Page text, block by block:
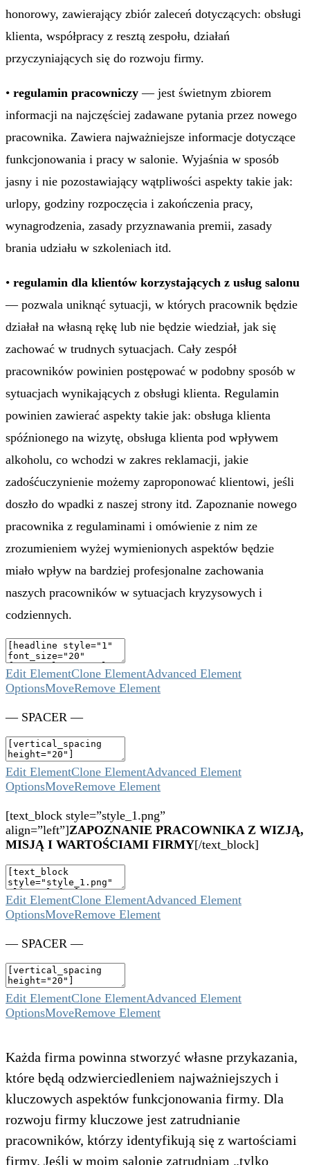
honorowy, zawierający zbiór zaleceń dotyczących: obsługi
klienta, współpracy z resztą zespołu, działań
przyczyniających się do rozwoju firmy.
• regulamin pracowniczy — jest świetnym zbiorem
informacji na najczęściej zadawane pytania przez nowego
pracownika. Zawiera najważniejsze informacje dotyczące
funkcjonowania i pracy w salonie. Wyjaśnia w sposób
jasny i nie pozostawiający wątpliwości aspekty takie jak:
urlopy, godziny rozpoczęcia i zakończenia pracy,
wynagrodzenia, zasady przyznawania premii, zasady
brania udziału w szkoleniach itd.
• regulamin dla klientów korzystających z usług salonu
— pozwala uniknąć sytuacji, w których pracownik będzie
działał na własną rękę lub nie będzie wiedział, jak się
zachować w trudnych sytuacjach. Cały zespół
pracowników powinien postępować w podobny sposób w
sytuacjach wynikających z obsługi klienta. Regulamin
powinien zawierać aspekty takie jak: obsługa klienta
spóźnionego na wizytę, obsługa klienta pod wpływem
alkoholu, co wchodzi w zakres reklamacji, jakie
zadośćuczynienie możemy zaproponować klientowi, jeśli
doszło do wpadki z naszej strony itd. Zapoznanie nowego
pracownika z regulaminami i omówienie z nim ze
zrozumieniem wyżej wymienionych aspektów będzie
miało wpływ na bardziej profesjonalne zachowania
naszych pracowników w sytuacjach kryzysowych i
codziennych.
Edit ElementClone ElementAdvanced Element
OptionsMoveRemove Element
— SPACER —
Edit ElementClone ElementAdvanced Element
OptionsMoveRemove Element
[text_block style=”style_1.png”
align=”left”]ZAPOZNANIE PRACOWNIKA Z WIZJĄ,
MISJĄ I WARTOŚCIAMI FIRMY[/text_block]
Edit ElementClone ElementAdvanced Element
OptionsMoveRemove Element
— SPACER —
Edit ElementClone ElementAdvanced Element
OptionsMoveRemove Element
Każda firma powinna stworzyć własne przykazania,
które będą odzwierciedleniem najważniejszych i
kluczowych aspektów funkcjonowania firmy. Dla
rozwoju firmy kluczowe jest zatrudnianie
pracowników, którzy identyfikują się z wartościami
firmy. Jeśli w moim salonie zatrudniam „tylko